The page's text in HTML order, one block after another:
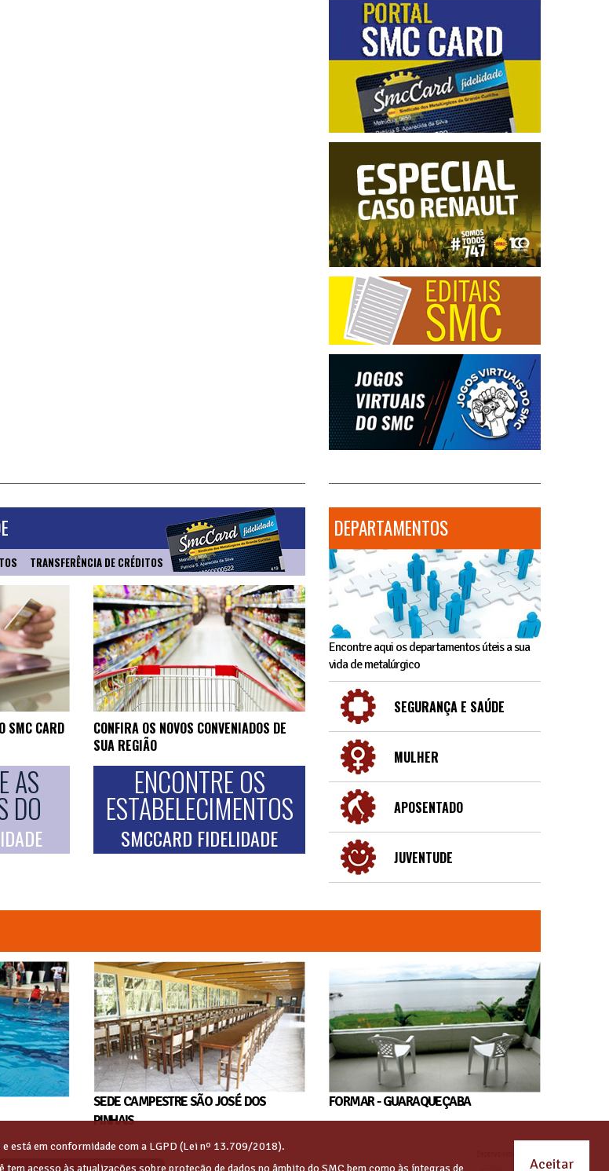
TRANSFERÊNCIA DE CRÉDITOS
SMC CARD
AS
DO
CONFIRA OS NOVOS CONVENIADOS DE
SUA REGIÃO
ENCONTRE OS
ESTABELECIMENTOS
SMCCARD FIDELIDADE
DEPARTAMENTOS
Encontre aqui os departamentos úteis a sua
vida de metalúrgico
SEGURANÇA E SAÚDE
MULHER
APOSENTADO
JUVENTUDE
SEDE CAMPESTRE SÃO JOSÉ DOS
PINHAIS
FORMAR - GUARAQUEÇABA
está em conformidade com a LGPD (Lei nº 13.709/2018).
acesso às atualizações sobre proteção de dados no âmbito do SMC bem como às íntegras de Aceitar